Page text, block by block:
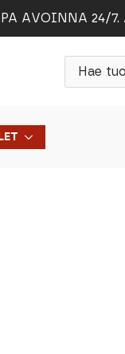
AVOINNA 24/
Products
search